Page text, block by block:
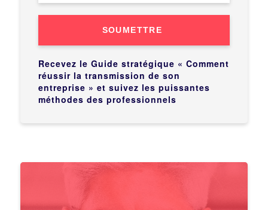
SOUMETTRE
Recevez le Guide stratégique « Comment
réussir la transmission de son
entreprise » et suivez les puissantes
méthodes des professionnels